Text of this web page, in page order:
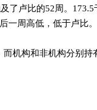
了卢比的52周。
一周高低，低于卢比
机构和非机构分别持